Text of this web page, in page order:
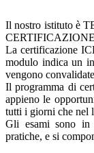
Il nostro istituto è
La certificazione
modulo indica un
vengono
Il programma di
appieno le
tutti i giorni che nel
Gli esami sono in
pratiche, e si